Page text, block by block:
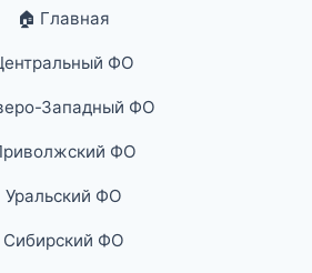
🏠 Главная
ФО
Западный ФО
ФО
Уральский ФО
Сибирский ФО